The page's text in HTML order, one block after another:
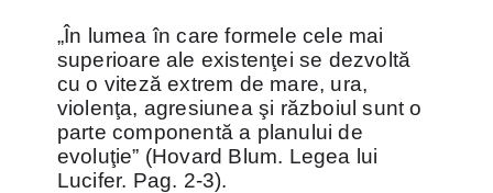
„În lumea în care formele cele mai
superioare ale existenţei se dezvoltă
cu o viteză extrem de mare, ura,
violenţa, agresiunea şi războiul sunt o
parte componentă a planului de
evoluţie” (Hovard Blum. Legea lui
Lucifer. Pag. 2-3).